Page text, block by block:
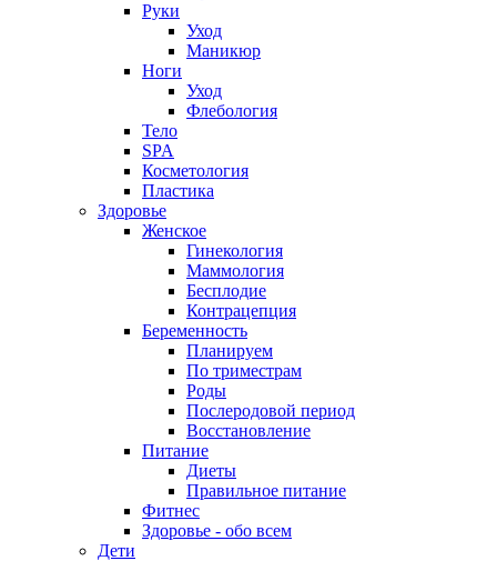
Руки
Уход
Маникюр
Ноги
Уход
Флебология
Тело
SPA
Косметология
Пластика
Здоровье
Женское
Гинекология
Маммология
Бесплодие
Контрацепция
Беременность
Планируем
По триместрам
Роды
Послеродовой период
Восстановление
Питание
Диеты
Правильное питание
Фитнес
Здоровье - обо всем
Дети